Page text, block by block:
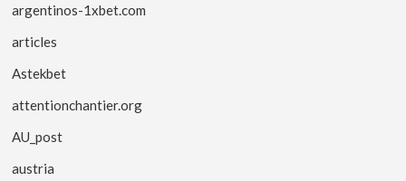
argentinos-1xbet.com
articles
Astekbet
attentionchantier.org
AU_post
austria